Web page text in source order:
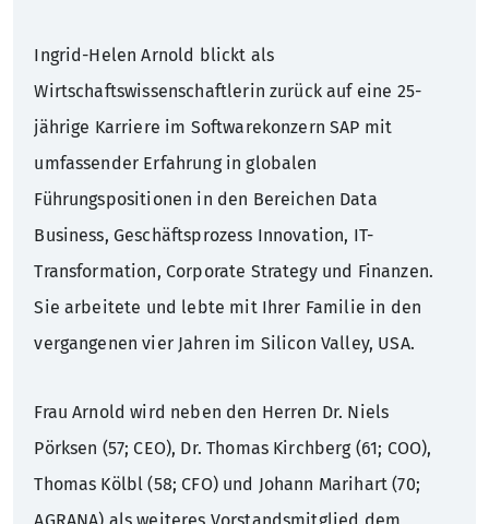
Ingrid-Helen Arnold blickt als
Wirtschaftswissenschaftlerin zurück auf eine 25-
jährige Karriere im Softwarekonzern SAP mit
umfassender Erfahrung in globalen
Führungspositionen in den Bereichen Data
Business, Geschäftsprozess Innovation, IT-
Transformation, Corporate Strategy und Finanzen.
Sie arbeitete und lebte mit Ihrer Familie in den
vergangenen vier Jahren im Silicon Valley, USA.
Frau Arnold wird neben den Herren Dr. Niels
Pörksen (57; CEO), Dr. Thomas Kirchberg (61; COO),
Thomas Kölbl (58; CFO) und Johann Marihart (70;